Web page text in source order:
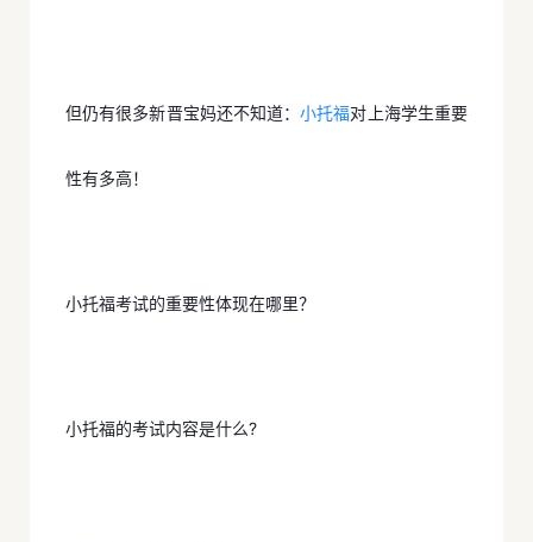
但仍有很多新晋宝妈还不知道：小托福对上海学生重要
性有多高！
小托福考试的重要性体现在哪里？
小托福的考试内容是什么?